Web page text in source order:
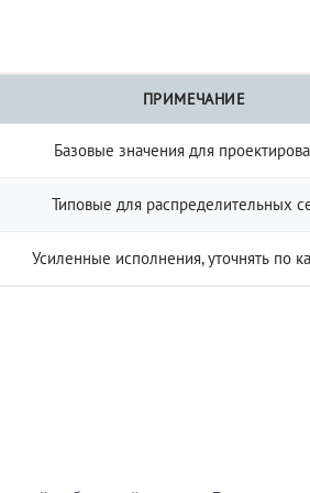
ПРИМЕЧАНИЕ
Базовые значения для
Типовые для распределительных
Усиленные исполнения, уточнять по